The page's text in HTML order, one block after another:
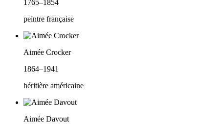
1765–1854
peintre française
Aimée Crocker
1864–1941
héritière américaine
Aimée Davout